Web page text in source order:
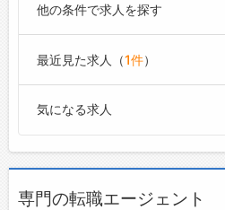
他の条件で求人を探す
最近見た求人（1件）
気になる求人
専門の転職エージェント